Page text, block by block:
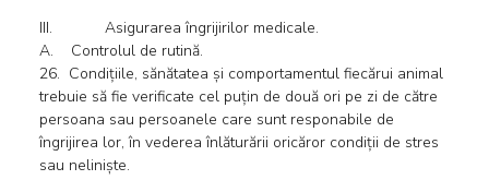
III. Asigurarea îngrijirilor medicale.
A. Controlul de rutină.
26. Condițiile, sănătatea și comportamentul fiecărui animal
trebuie să fie verificate cel puțin de două ori pe zi de către
persoana sau persoanele care sunt responabile de
îngrijirea lor, în vederea înlăturării oricăror condiții de stres
sau neliniște.